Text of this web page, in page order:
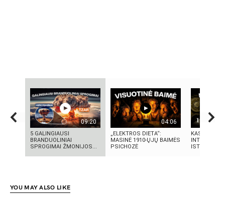
09:20
5 GALINGIAUSI
BRANDUOLINIAI
SPROGIMAI ŽMONIJOS...
04:06
„ELEKTROS DIETA“:
MASINĖ 1910-ŲJŲ BAIMĖS
PSICHOZĖ
KAS
ISTORIJA IR
YOU MAY ALSO LIKE